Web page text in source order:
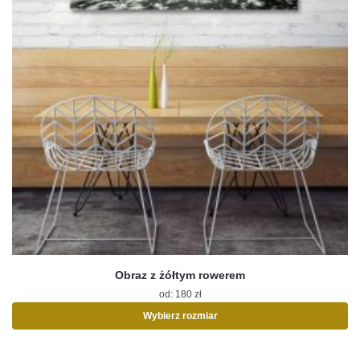
Obraz z żółtym rowerem
od: 180 zł
Wybierz rozmiar